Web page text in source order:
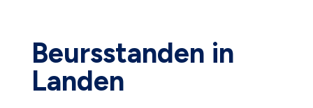
Beursstanden in
Landen